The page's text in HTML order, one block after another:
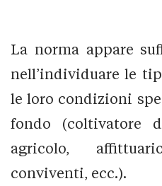
La norma appare
nell’individuare le
le loro condizioni
fondo (coltivatore
agricolo,
conviventi, ecc.).